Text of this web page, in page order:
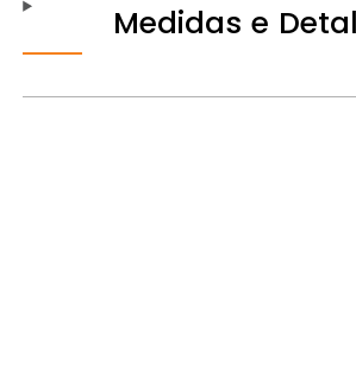
Medidas e